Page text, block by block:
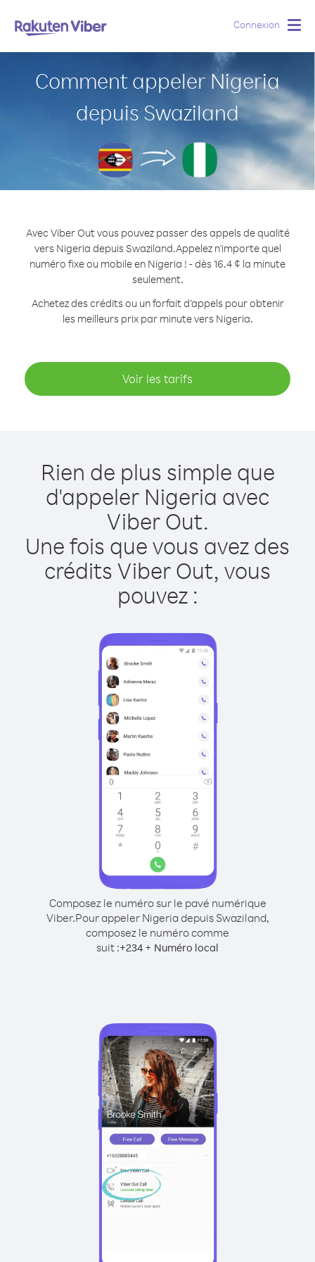
Connexion
Comment appeler Nigeria
depuis Swaziland
Avec Viber Out vous pouvez passer des appels de qualité
vers Nigeria depuis Swaziland.Appelez n'importe quel
numéro fixe ou mobile en Nigeria ! - dès 16.4 ¢ la minute
seulement.
Achetez des crédits ou un forfait d’appels pour obtenir
les meilleurs prix par minute vers Nigeria.
Voir les tarifs
Rien de plus simple que
d'appeler Nigeria avec
Viber Out.
Une fois que vous avez des
crédits Viber Out, vous
pouvez :
Composez le numéro sur le pavé numérique
Viber.Pour appeler Nigeria depuis Swaziland,
composez le numéro comme
suit :+234 + Numéro local